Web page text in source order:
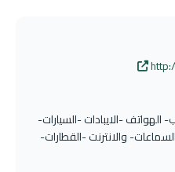
-الايبادات -السيارات-
والانترنت -القطارات-